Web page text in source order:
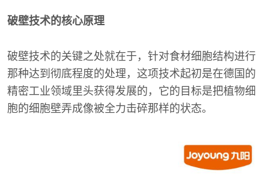
破壁技术的核心原理
破壁技术的关键之处就在于，针对食材细胞结构进行
那种达到彻底程度的处理，这项技术起初是在德国的
精密工业领域里头获得发展的，它的目标是把植物细
胞的细胞壁弄成像被全力击碎那样的状态。